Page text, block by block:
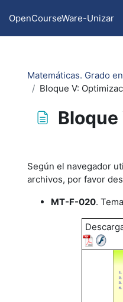
OpenCourseWare-Unizar
Matemáticas. Grado
Bloque V:
Según el navegador
archivos, por favor
MT-F-020.